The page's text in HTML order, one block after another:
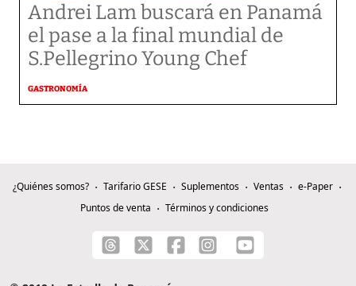
Andrei Lam buscará en Panamá
el pase a la final mundial de
S.Pellegrino Young Chef
GASTRONOMÍA
¿Quiénes somos? Tarifario GESE Suplementos Ventas
e-Paper
Puntos de venta
Términos y condiciones